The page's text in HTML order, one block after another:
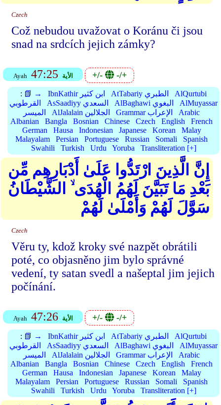
Czech
Což nebudou uvažovat o Koránu či jsou
snad na srdcích jejich zámky?
Ayah 47:25 الأية +/- -/+
: 📗 → IbnKathir ابن كثير AtTabariy الطبري
AlQurtubi
القرطوبي
AsSaadiyy السعدي AlBaghawi البغوي
AlMuyassar
الميسر
AlJalalain الجلالين Grammar الإعراب
Arabic
Albanian
Bangla Bosnian Chinese Czech English
French
German
Hausa Indonesian Japanese Korean
Malay
Malayalam
Persian Portuguese Russian Somali
Spanish
Swahili
Turkish Urdu Yoruba Transliteration [+]
إِنَّ الَّذِينَ ارْتَدُّوا عَلَىٰ أَدْبَارِهِم مِّن
بَعْدِ مَا تَبَيَّنَ لَهُمُ الْهُدَى ۙ الشَّيْطَانُ
سَوَّلَ لَهُمْ وَأَمْلَىٰ لَهُمْ
Czech
Věru ty, kdož kroky své nazpět obrátili
poté, co objasněno jim bylo správné
vedení, ty satan svedl a našeptal jim jejich
počínání.
Ayah 47:26 الأية +/- -/+
: 📗 → IbnKathir ابن كثير AtTabariy الطبري
AlQurtubi
القرطوبي
AsSaadiyy السعدي AlBaghawi البغوي
AlMuyassar
الميسر
AlJalalain الجلالين Grammar الإعراب
Arabic
Albanian
Bangla Bosnian Chinese Czech English
French
German
Hausa Indonesian Japanese Korean
Malay
Malayalam
Persian Portuguese Russian Somali
Spanish
Swahili
Turkish Urdu Yoruba Transliteration [+]